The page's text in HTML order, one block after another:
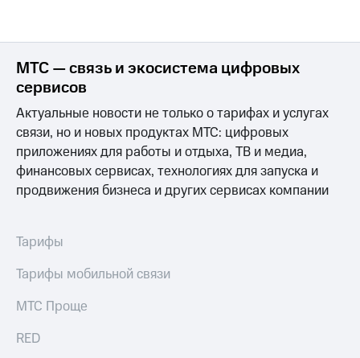
МТС — связь и экосистема цифровых
сервисов
Актуальные новости не только о тарифах и услугах
связи, но и новых продуктах МТС: цифровых
приложениях для работы и отдыха, ТВ и медиа,
финансовых сервисах, технологиях для запуска и
продвижения бизнеса и других сервисах компании
Тарифы
Тарифы мобильной связи
МТС Проще
RED